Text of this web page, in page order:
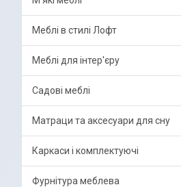
Меблі в стилі Лофт
Меблі для інтер'єру
Садові меблі
Матраци та аксесуари для сну
Каркаси і комплектуючі
Фурнітура меблева